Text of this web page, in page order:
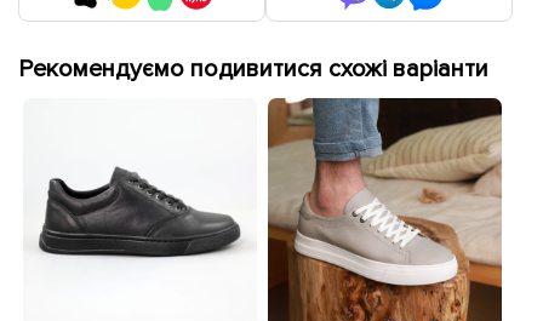
Рекомендуємо подивитися схожі варіанти